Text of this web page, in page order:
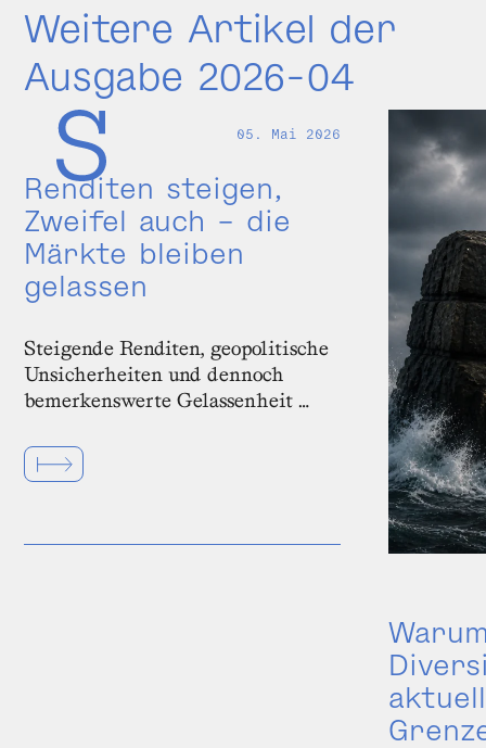
Weitere Artikel der
Ausgabe 2026-04
05. Mai 2026
Renditen steigen,
Zweifel auch – die
Märkte bleiben
gelassen
Steigende Renditen, geopolitische
Unsicherheiten und dennoch
bemerkenswerte Gelassenheit …